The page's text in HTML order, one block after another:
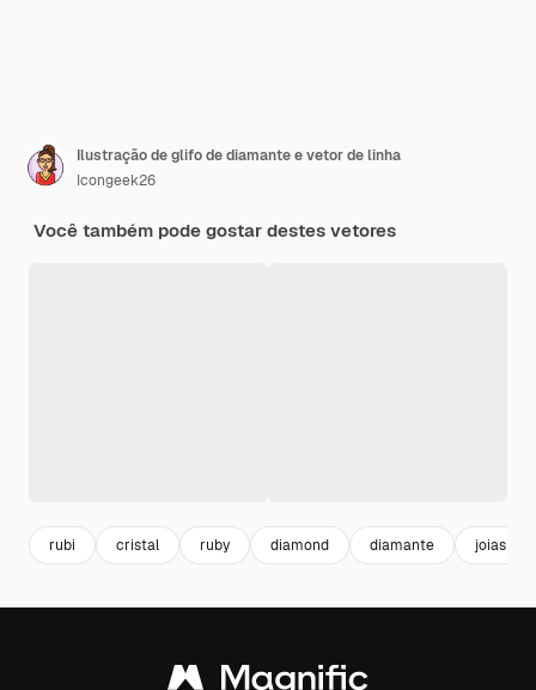
Ilustração de glifo de diamante e vetor de linha
Icongeek26
Você também pode gostar destes vetores
rubi cristal ruby diamond diamante joias